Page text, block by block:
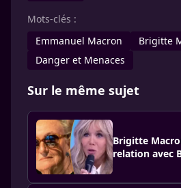
Mots-clés :
Emmanuel Macron
Brigitte
Danger et Menaces
Sur le même sujet
Brigitte
relation avec